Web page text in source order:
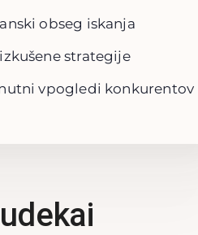
obseg iskanja
strategije
vpogledi konkurentov